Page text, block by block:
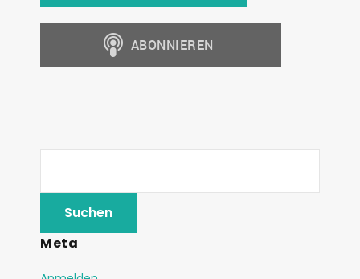
Meta